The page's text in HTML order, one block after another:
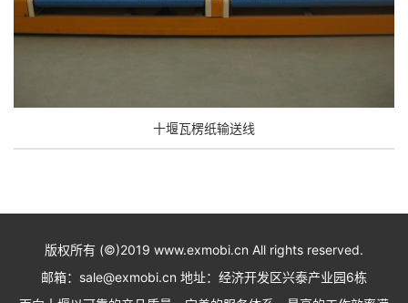
十堰瓦楞纸输送线
版权所有 (©)2019 www.exmobi.cn All rights reserved.
邮箱：sale@exmobi.cn 地址：经济开发区兴泰产业园6栋